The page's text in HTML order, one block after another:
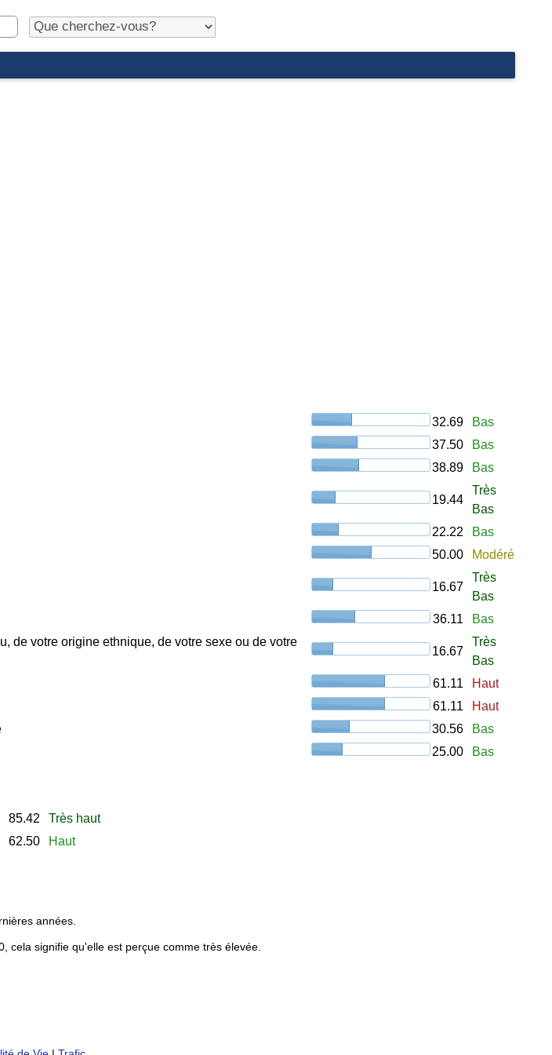
32.69
Bas
37.50
Bas
38.89 Bas
19.44
Très
Bas
22.22
Bas
50.00 Modéré
16.67
Très
Bas
36.11
Bas
de votre origine ethnique, de votre sexe ou de votre
16.67
Très
Bas
61.11
Haut
61.11
Haut
30.56
Bas
25.00 Bas
85.42
Très haut
62.50 Haut
années.
cela signifie qu'elle est perçue comme très élevée.